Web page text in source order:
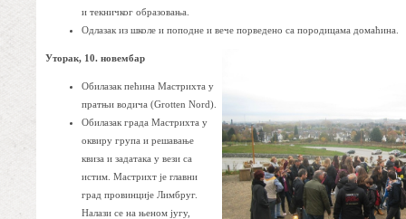
и текничког образовања.
Одлазак из школе и поподне и вече порведено са породицама домаћина.
Уторак, 10. новембар
Обилазак пећина Мастрихта у
пратњи водича (Grotten Nord).
Обилазак града Мастрихта у
оквиру група и решавање
квиза и задатака у вези са
истим. Мастрихт је главни
град провинције Лимбруг.
Налази се на њеном југу,